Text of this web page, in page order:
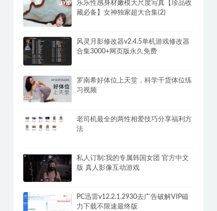
乐乐性感身材嫩模大尺度写真【珍品收
藏必备】女神独家超大合集(2)
风灵月影修改器v2.4.5单机游戏修改器
合集3000+网页版永久免费
罗南希好体位上天堂，科学干货体位练
习视频
老司机最全的两性相爱技巧分享福利方
法
私人订制:我的专属韩国女团 官方中文
版 真人影像互动游戏
PC迅雷v12.2.1.2930去广告破解VIP磁
力下载不限速最终版